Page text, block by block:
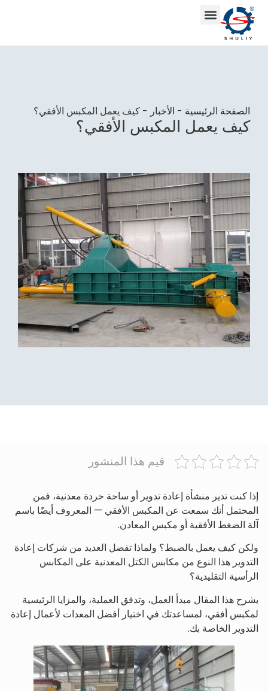
الصفحة الرئيسية - الأخبار - كيف يعمل المكبس الأفقي؟
كيف يعمل المكبس الأفقي؟
قيم هذا المنشور
إذا كنت تدير منشأة إعادة تدوير أو ساحة خردة معدنية، فمن
المحتمل أنك سمعت عن المكبس الأفقي — المعروف أيضًا باسم
آلة الضغط الأفقية أو مكبس المعادن.
ولكن كيف يعمل بالضبط؟ ولماذا تفضل العديد من شركات إعادة
التدوير هذا النوع من مكابس الكتل المعدنية على المكابس
الرأسية التقليدية؟
يشرح هذا المقال مبدأ العمل، وتدفق العملية، والمزايا الرئيسية
لمكبس أفقي، لمساعدتك في اختيار أفضل المعدات لأعمال إعادة
التدوير الخاصة بك.